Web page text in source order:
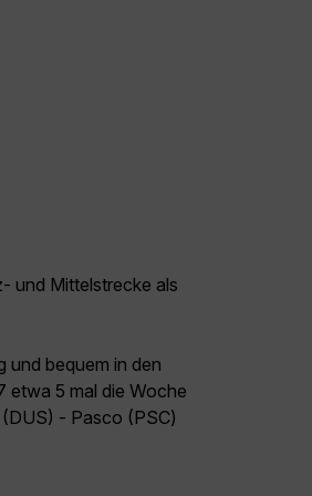
und Mittelstrecke als
und bequem in den
etwa 5 mal die Woche
- Pasco (PSC)